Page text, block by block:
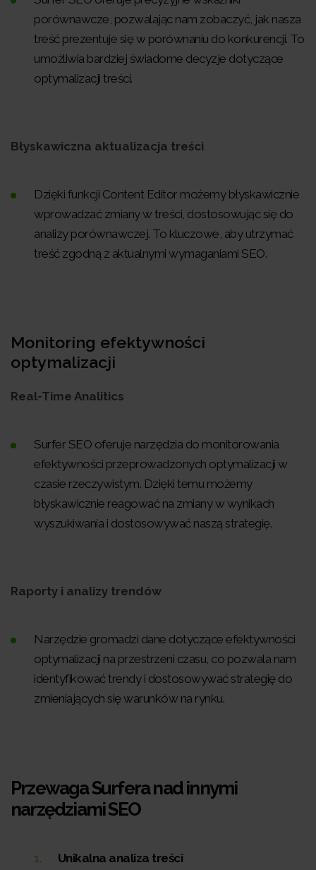
porównawcze, pozwalając nam zobaczyć, jak nasza
treść prezentuje się w porównaniu do konkurencji. To
umożliwia bardziej świadome decyzje dotyczące
optymalizacji treści.
Błyskawiczna aktualizacja treści
Dzięki funkcji Content Editor możemy błyskawicznie
wprowadzać zmiany w treści, dostosowując się do
analizy porównawczej. To kluczowe, aby utrzymać
treść zgodną z aktualnymi wymaganiami SEO.
Monitoring efektywności
optymalizacji
Real-Time Analitics
Surfer SEO oferuje narzędzia do monitorowania
efektywności przeprowadzonych optymalizacji w
czasie rzeczywistym. Dzięki temu możemy
błyskawicznie reagować na zmiany w wynikach
wyszukiwania i dostosowywać naszą strategię.
Raporty i analizy trendów
Narzędzie gromadzi dane dotyczące efektywności
optymalizacji na przestrzeni czasu, co pozwala nam
identyfikować trendy i dostosowywać strategię do
zmieniających się warunków na rynku.
Przewaga Surfera nad innymi
narzędziami SEO
Unikalna analiza treści